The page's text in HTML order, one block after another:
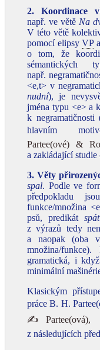
2. Koordinace
např. ve větě Na
V této větě
pomocí elipsyVP
o tom, že
sémantických
např.
<e,t> v
nudní), je
jména typu <e> a
k
hlavním
Partee(ové) &
a zakládající studie
3. Věty
spal. Podle ve
předpokladu
funkce/množina
psů, predikát spát
z výrazů tedy
a naopak (oba
množina/
gramatická, i
minimální
Klasickým
práce B. H.
✍Partee(ová),
z následujících